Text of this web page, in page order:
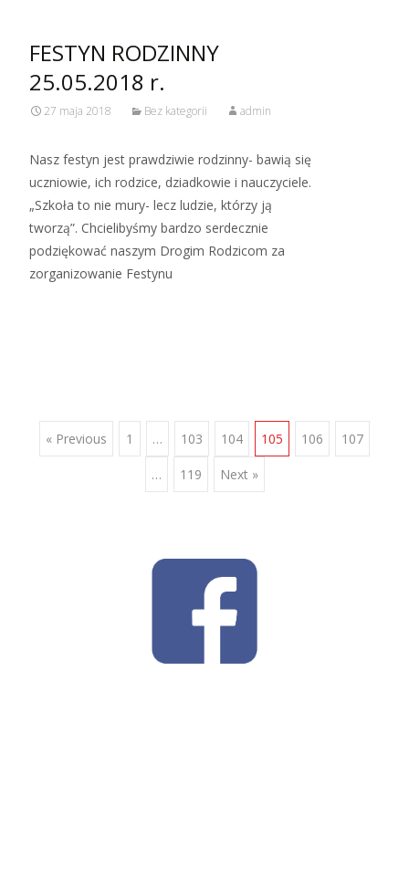
FESTYN RODZINNY
25.05.2018 r.
27 maja 2018 Bez kategorii admin
Nasz festyn jest prawdziwie rodzinny- bawią się
uczniowie, ich rodzice, dziadkowie i nauczyciele.
„Szkoła to nie mury- lecz ludzie, którzy ją
tworzą”. Chcielibyśmy bardzo serdecznie
podziękować naszym Drogim Rodzicom za
zorganizowanie Festynu
Posts
navigation
« Previous 1 … 103 104 105 106 107
… 119 Next »